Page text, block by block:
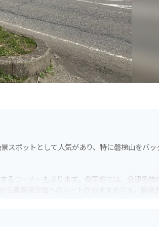
スポットとして人気があり、特に磐梯山をバッ
るコーナーもあります。食事処では、会津名物
裏磐梯方面へのルートがおすすめです。磐梯吾